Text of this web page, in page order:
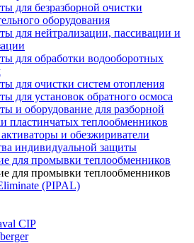
для безразборной очистки
оборудования
для нейтрализации, пассивации и
для обработки водооборотных
для очистки систем отопления
для установок обратного осмоса
и оборудование для разборной
пластинчатых теплообменников
и обезжириватели
индивидуальной защиты
для промывки теплообменников
для промывки теплообменников
(PIPAL)
CIP